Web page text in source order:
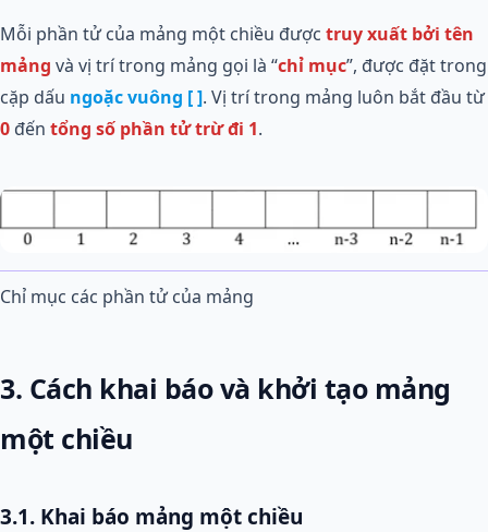
Mỗi phần tử của mảng một chiều được truy xuất bởi tên
mảng và vị trí trong mảng gọi là “chỉ mục”, được đặt trong
cặp dấu ngoặc vuông [ ]. Vị trí trong mảng luôn bắt đầu từ
0 đến tổng số phần tử trừ đi 1.
Chỉ mục các phần tử của mảng
3. Cách khai báo và khởi tạo mảng
một chiều
3.1. Khai báo mảng một chiều